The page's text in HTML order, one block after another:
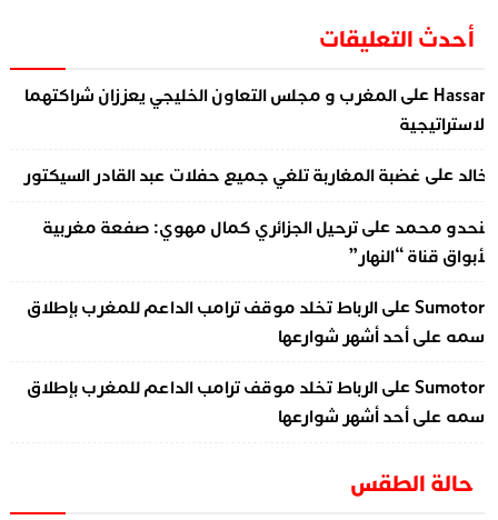
أحدث التعليقات
علىالمغرب و مجلس التعاون الخليجي يعززان شراكتهما
علىغضبة المغاربة تلغي جميع حفلات عبد القادر السيكتور
محمدعلىترحيل الجزائري كمال مهوي: صفعة مغربية
قناة “النهار”
علىالرباط تخلد موقف ترامب الداعم للمغرب بإطلاق
على أحد أشهر شوارعها
علىالرباط تخلد موقف ترامب الداعم للمغرب بإطلاق
على أحد أشهر شوارعها
حالة الطقس